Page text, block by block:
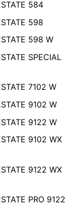
584
598
598 W
SPECIAL
7102 W
9102 W
9122 W
9102 WX
9122 WX
PRO 9122